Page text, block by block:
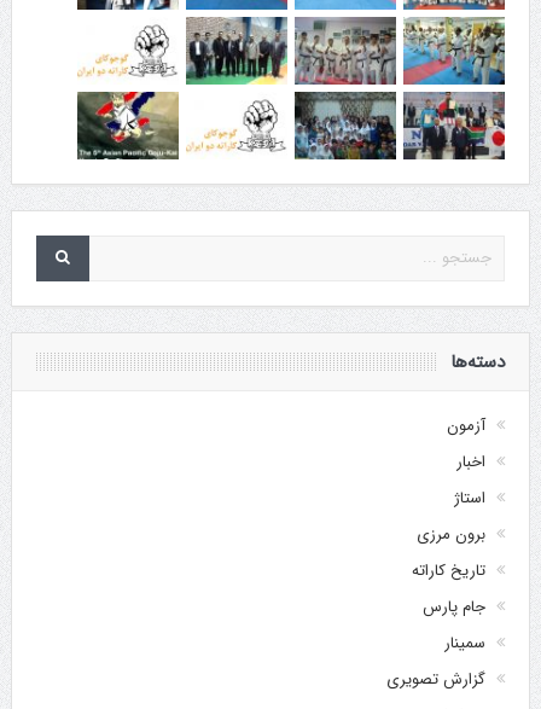
دسته‌ها
آزمون
اخبار
استاژ
برون مرزی
تاریخ کاراته
جام پارس
سمینار
گزارش تصویری